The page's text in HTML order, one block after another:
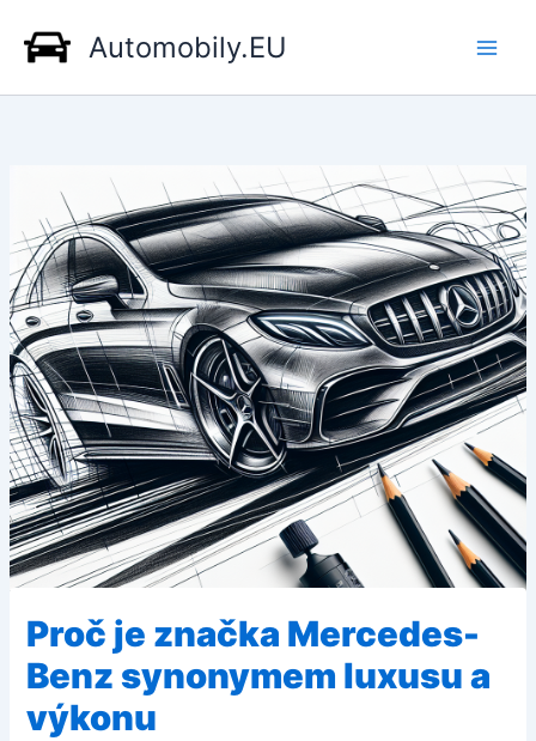
obsah
Automobily.EU
Proč je značka Mercedes-
Benz synonymem luxusu a
výkonu